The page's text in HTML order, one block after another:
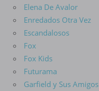
Elena De Avalor
Enredados Otra Vez
Escandalosos
Fox
Fox Kids
Futurama
Garfield y Sus Amigos